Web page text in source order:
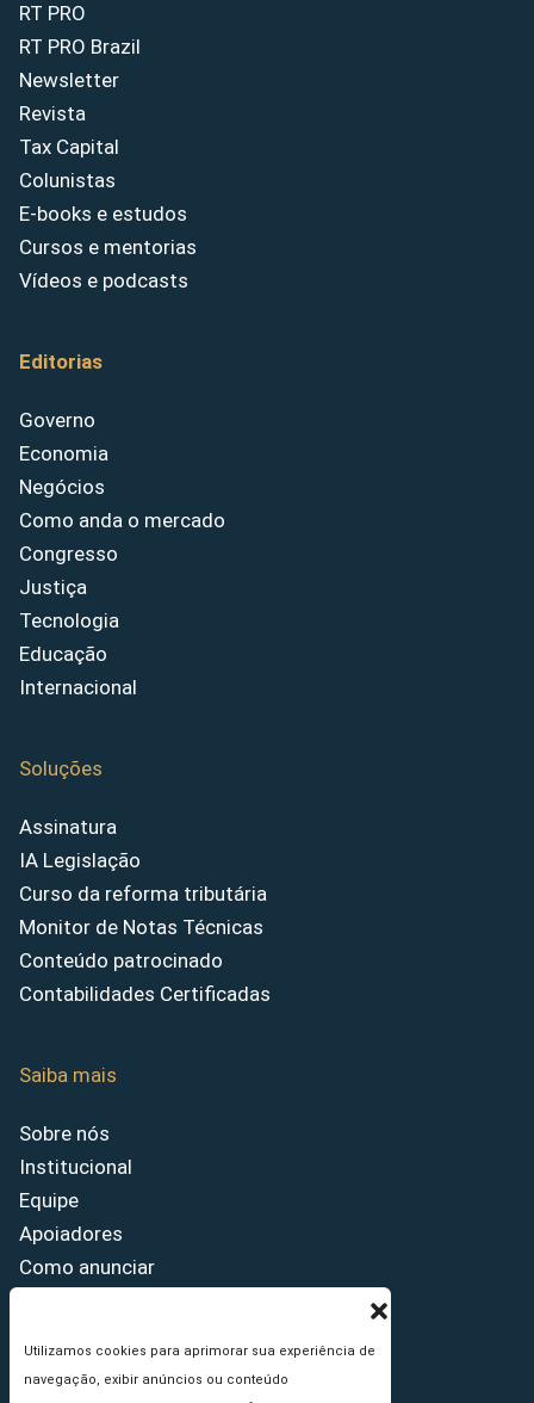
Utilizamos cookies para aprimorar sua experiência de
navegação, exibir anúncios ou conteúdo
RT PRO
RT PRO Brazil
Newsletter
Revista
Tax Capital
Colunistas
E-books e estudos
Cursos e mentorias
Vídeos e podcasts
Editorias
Governo
Economia
Negócios
Como anda o mercado
Congresso
Justiça
Tecnologia
Educação
Internacional
Soluções
Assinatura
IA Legislação
Curso da reforma tributária
Monitor de Notas Técnicas
Conteúdo patrocinado
Contabilidades Certificadas
Saiba mais
Sobre nós
Institucional
Equipe
Apoiadores
Como anunciar